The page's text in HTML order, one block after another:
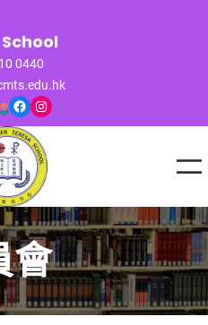
0440
Facebook Instagram
會